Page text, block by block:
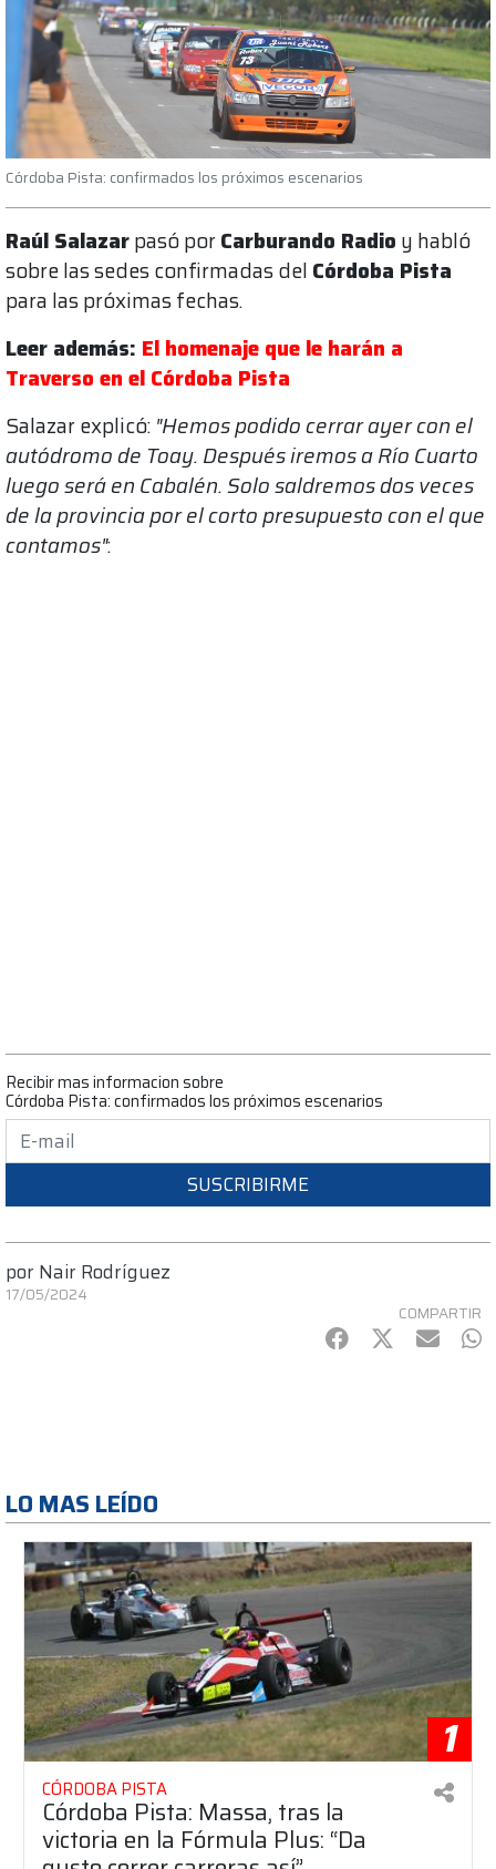
Córdoba Pista: confirmados los próximos escenarios
Raúl Salazarpasó porCarburando Radio y habló
sobre las sedes confirmadas del Córdoba Pista
para las próximas fechas.
Leer además: El homenaje que le harán a
Traverso en el Córdoba Pista
Salazar explicó: "Hemos podido cerrar ayer con el
autódromo de Toay. Después iremos a Río Cuarto
luego será en Cabalén. Solo saldremos dos veces
de la provincia por el corto presupuesto con el que
contamos":
Recibir mas informacion sobre
Córdoba Pista: confirmados los próximos escenarios
SUSCRIBIRME
por Nair Rodríguez
17/05/2024
COMPARTIR
Facebook
Twitter
mail
LO MAS LEÍDO
1
CÓRDOBA PISTA
Córdoba Pista: Massa, tras la
victoria en la Fórmula Plus: “Da